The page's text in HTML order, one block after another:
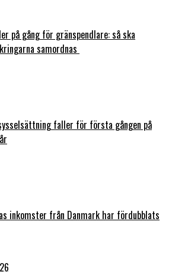
på gång för gränspendlare: så ska
samordnas
faller för första gången på
inkomster från Danmark har fördubblats